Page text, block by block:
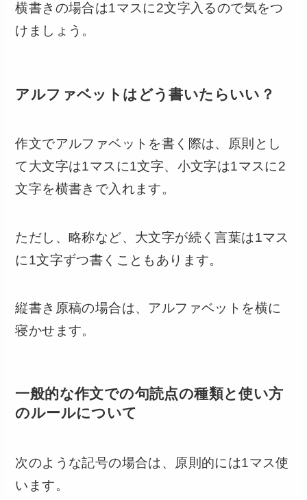
横書きの場合は1マスに2文字入るので気をつ
けましょう。
アルファベットはどう書いたらいい？
作文でアルファベットを書く際は、原則とし
て大文字は1マスに1文字、小文字は1マスに2
文字を横書きで入れます。
ただし、略称など、大文字が続く言葉は1マス
に1文字ずつ書くこともあります。
縦書き原稿の場合は、アルファベットを横に
寝かせます。
一般的な作文での句読点の種類と使い方
のルールについて
次のような記号の場合は、原則的には1マス使
います。